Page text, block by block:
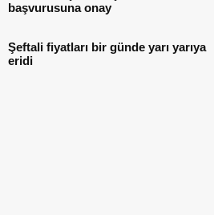
başvurusuna onay
Şeftali fiyatları bir günde yarı yarıya
eridi